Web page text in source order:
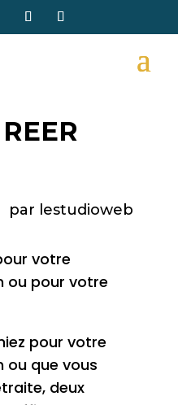
par lestudioweb
votre
ou pour votre
pour votre
ou que vous
deux